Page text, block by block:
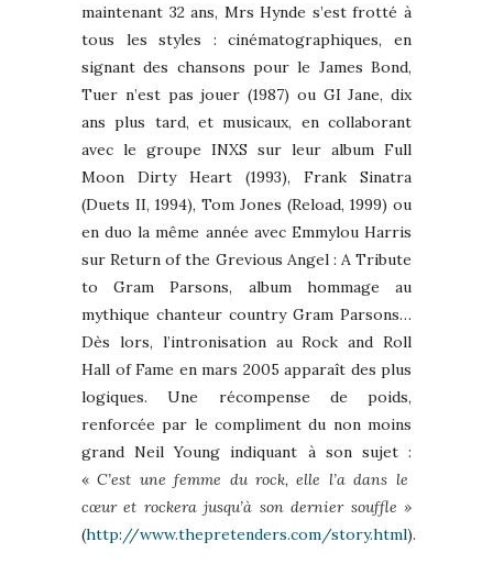
maintenant 32 ans, Mrs Hynde s’est frotté à
tous les styles : cinématographiques, en
signant des chansons pour le James Bond,
Tuer n’est pas jouer (1987) ou GI Jane, dix
ans plus tard, et musicaux, en collaborant
avec le groupe INXS sur leur album Full
Moon Dirty Heart (1993), Frank Sinatra
(Duets II, 1994), Tom Jones (Reload, 1999) ou
en duo la même année avec Emmylou Harris
sur Return of the Grevious Angel : A Tribute
to Gram Parsons, album hommage au
mythique chanteur country Gram Parsons…
Dès lors, l’intronisation au Rock and Roll
Hall of Fame en mars 2005 apparaît des plus
logiques. Une récompense de poids,
renforcée par le compliment du non moins
grand Neil Young indiquant à son sujet :
«C’est une femme du rock, elle l’a dans le
cœur et rockera jusqu’à son dernier souffle »
(http://www.thepretenders.com/story.html).